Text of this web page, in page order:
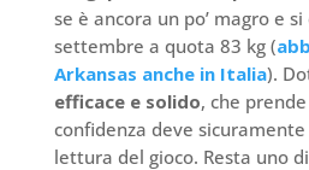
se è ancora un po’ magro e
settembre a quota 83 kg (
Arkansas anche in Italia).
efficace e solido, che
confidenza deve
lettura del gioco. Resta uno